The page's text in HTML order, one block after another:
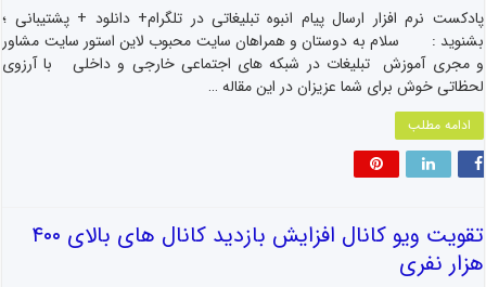
پادکست نرم افزار ارسال پیام انبوه تبلیغاتی در تلگرام+ دانلود + پشتیبانی ؛
بشنوید : سلام به دوستان و همراهان سایت محبوب لاین استور سایت مشاور
و مجری آموزش تبلیغات در شبکه های اجتماعی خارجی و داخلی با آرزوی
لحظاتی خوش برای شما عزیزان در این مقاله …
ادامه مطلب
تقویت ویو کانال افزایش بازدید کانال های بالای ۴۰۰
هزار نفری